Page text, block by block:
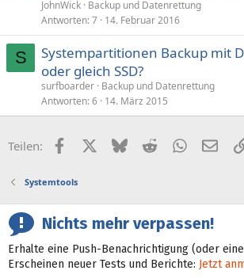
JohnWick Backup und Datenrettung
Antworten 7 14. Februar 2016
S
Systempartitionen Backup mit
oder gleich SSD?
surfboarder Backup und Datenrettung
Antworten 6 14. März 2015
Teilen: FacebookX (Twitter)
BlueskyRedditWhatsApp
E-
Systemtools
Nichts mehr verpassen!
Erhalte eine Push-Benachrichtigung (oder
Erscheinen neuer Tests und Berichte: Jetzt